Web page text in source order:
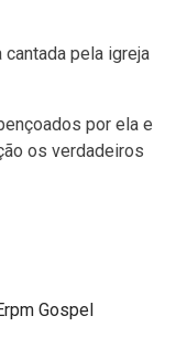
cantada pela igreja
por ela e
os verdadeiros
Gospel